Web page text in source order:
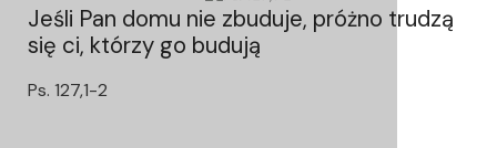
Jeśli Pan domu nie zbuduje, próżno trudzą
się ci, którzy go budują
Ps. 127,1-2